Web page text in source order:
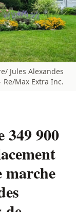
Jules Alexandes
Re/Max Extra Inc.
349 900
marche